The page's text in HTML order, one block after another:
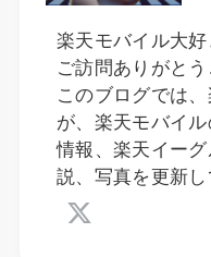
楽天モバイル大好
ご訪問ありがとう
このブログでは
が、楽天モバイ
情報、楽天イー
説、写真を更新し